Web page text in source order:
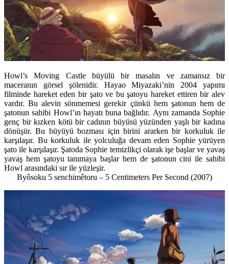
Howl’s Moving Castle büyülü bir masalın ve zamansız bir
maceranın görsel şölenidir. Hayao Miyazaki’nin 2004 yapımı
filminde hareket eden bir şato ve bu şatoyu hareket ettiren bir alev
vardır. Bu alevin sönmemesi gerekir çünkü hem şatonun hem de
şatonun sahibi Howl’ın hayatı buna bağlıdır. Aynı zamanda Sophie
genç bir kızken kötü bir cadının büyüsü yüzünden yaşlı bir kadına
dönüşür. Bu büyüyü bozması için birini ararken bir korkuluk ile
karşılaşır. Bu korkuluk ile yolculuğa devam eden Sophie yürüyen
şato ile karşılaşır. Şatoda Sophie temizlikçi olarak işe başlar ve yavaş
yavaş hem şatoyu tanımaya başlar hem de şatonun cini ile sahibi
Howl arasındaki sır ile yüzleşir.
Byôsoku 5 senchimêtoru – 5 Centimeters Per Second (2007)